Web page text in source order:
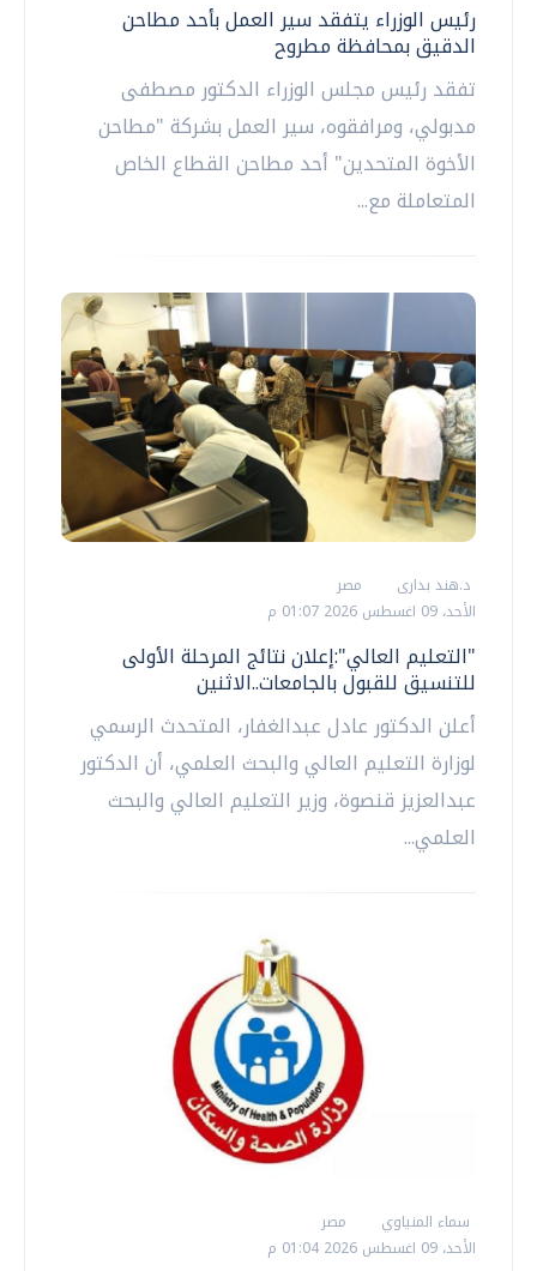
رئيس الوزراء يتفقد سير العمل بأحد مطاحن
الدقيق بمحافظة مطروح
تفقد رئيس مجلس الوزراء الدكتور مصطفى
مدبولي، ومرافقوه، سير العمل بشركة "مطاحن
الأخوة المتحدين" أحد مطاحن القطاع الخاص
المتعاملة مع...
د.هند بدارى
مصر
الأحد، 09 اغسطس 2026 01:07 م
"التعليم العالي":إعلان نتائج المرحلة الأولى
للتنسيق للقبول بالجامعات..الاثنين
أعلن الدكتور عادل عبدالغفار، المتحدث الرسمي
لوزارة التعليم العالي والبحث العلمي، أن الدكتور
عبدالعزيز قنصوة، وزير التعليم العالي والبحث
العلمي...
سماء المنياوي
مصر
الأحد، 09 اغسطس 2026 01:04 م